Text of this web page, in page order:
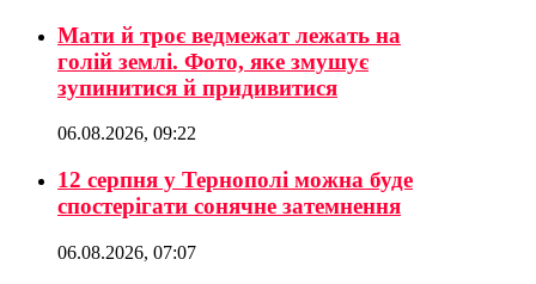
Мати й троє ведмежат лежать на
голій землі. Фото, яке змушує
зупинитися й придивитися
06.08.2026, 09:22
12 серпня у Тернополі можна буде
спостерігати сонячне затемнення
06.08.2026, 07:07